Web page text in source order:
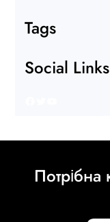
Tags
Social Links